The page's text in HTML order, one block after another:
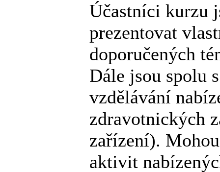
Účastníci kurzu
prezentovat
doporučených
Dále jsou spolu
vzdělávání
zdravotnických
zařízení).
aktivit